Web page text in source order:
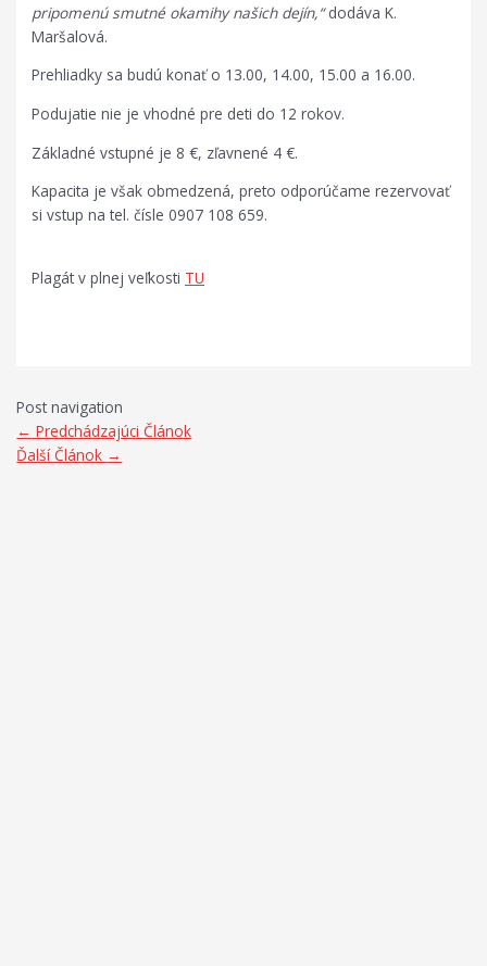
pripomenú smutné okamihy našich dejín,“dodáva K.
Maršalová.
Prehliadky sa budú konať o 13.00, 14.00, 15.00 a 16.00.
Podujatie nie je vhodné pre deti do 12 rokov.
Základné vstupné je 8 €, zľavnené 4 €.
Kapacita je však obmedzená, preto odporúčame rezervovať
si vstup na tel. čísle 0907 108 659.
Plagát v plnej veľkosti TU
Post navigation
← Predchádzajúci Článok
Ďalší Článok →